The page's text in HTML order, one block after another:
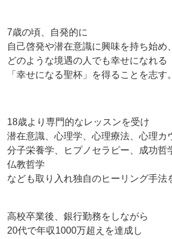
7歳の頃、自発的に
自己啓発や潜在意識に興味を持ち始め、
どのような境遇の人でも幸せになれる
「幸せになる聖杯」を得ることを志す。
18歳より専門的なレッスンを受け
潜在意識、心理学、心理療法、心理カ
分子栄養学、ヒプノセラピー、成功哲
仏教哲学
なども取り入れ独自のヒーリング手法
高校卒業後、銀行勤務をしながら
20代で年収1000万超えを達成し